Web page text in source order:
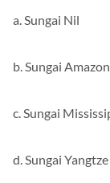
a. Sungai Nil
b. Sungai Amazon
c. Sungai
d. Sungai Yangtze